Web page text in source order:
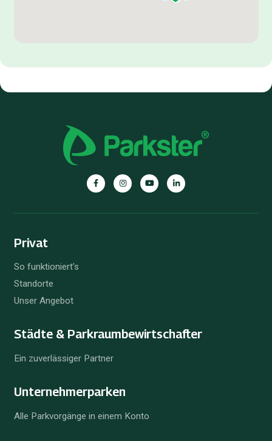
Privat
So funktioniert’s
Standorte
Unser Angebot
Städte & Parkraum­bewirtschafter
Ein zuverlässiger Partner
Unternehmer­parken
Alle Parkvorgänge in einem Konto